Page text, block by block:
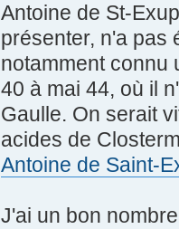
Antoine de St-
présenter, n'a pas
notamment connu
40 à mai 44, où il
Gaulle. On serait
acides de
Antoine de Saint-
J'ai un bon